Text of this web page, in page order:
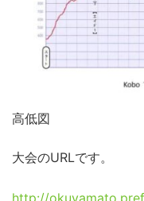
高低図
大会のURLです。